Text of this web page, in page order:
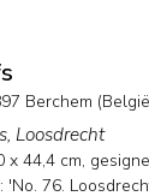
Berchem
Loosdrecht
x 44,4 cm,
76.